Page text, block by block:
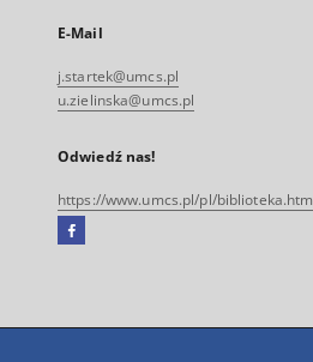
E-Mail
j.startek@umcs.pl
u.zielinska@umcs.pl
Odwiedź nas!
https://www.umcs.pl/pl/biblioteka.htm
Facebook
się